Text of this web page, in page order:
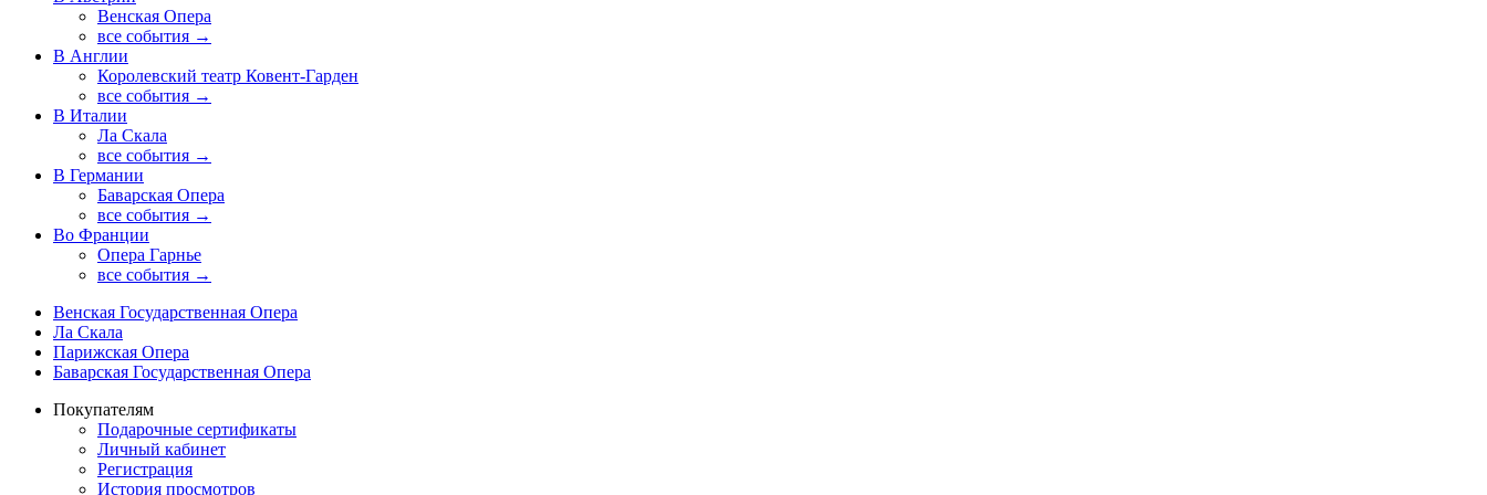
Венская Опера
все события →
В Англии
Королевский театр Ковент-Гарден
все события →
В Италии
Ла Скала
все события →
В Германии
Баварская Опера
все события →
Во Франции
Опера Гарнье
все события →
Венская Государственная Опера
Ла Скала
Парижская Опера
Баварская Государственная Опера
Покупателям
Подарочные сертификаты
Личный кабинет
Регистрация
История просмотров